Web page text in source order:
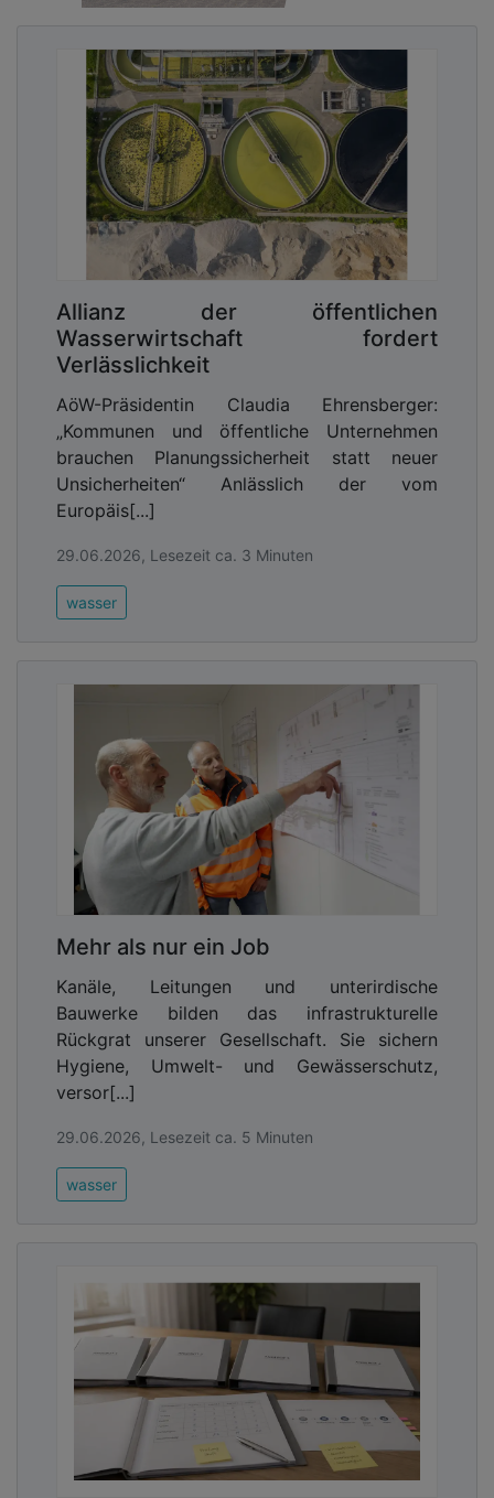
Allianz der öffentlichen
Wasserwirtschaft fordert
Verlässlichkeit
AöW-Präsidentin Claudia Ehrensberger:
„Kommunen und öffentliche Unternehmen
brauchen Planungssicherheit statt neuer
Unsicherheiten“ Anlässlich der vom
Europäis[...]
29.06.2026, Lesezeit ca. 3 Minuten
wasser
Mehr als nur ein Job
Kanäle, Leitungen und unterirdische
Bauwerke bilden das infrastrukturelle
Rückgrat unserer Gesellschaft. Sie sichern
Hygiene, Umwelt- und Gewässerschutz,
versor[...]
29.06.2026, Lesezeit ca. 5 Minuten
wasser